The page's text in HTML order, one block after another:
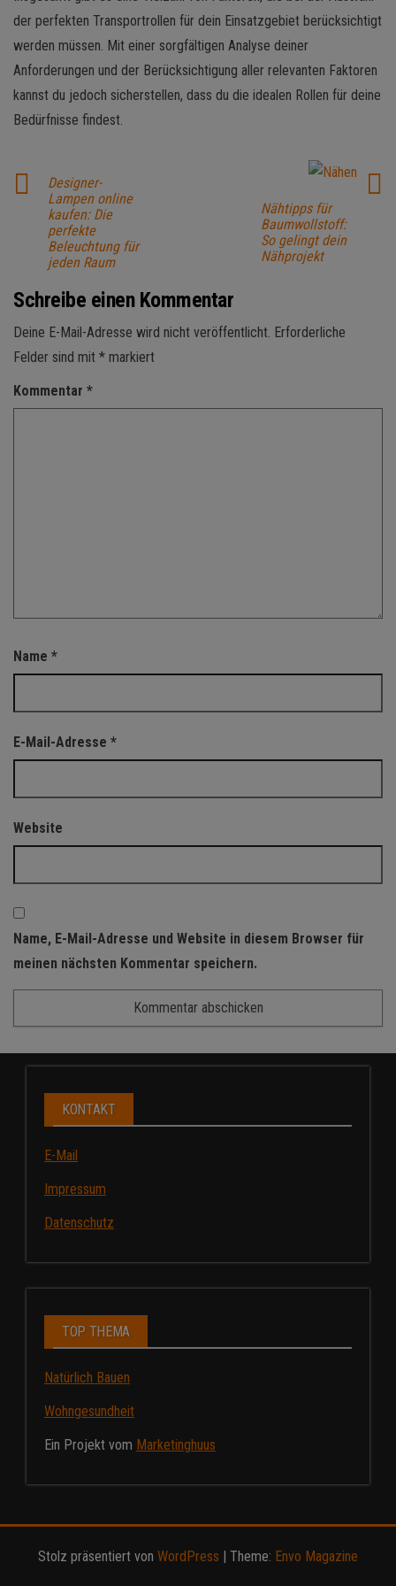
der perfekten Transportrollen für dein Einsatzgebiet berücksichtigt
werden müssen. Mit einer sorgfältigen Analyse deiner
Anforderungen und der Berücksichtigung aller relevanten Faktoren
kannst du jedoch sicherstellen, dass du die idealen Rollen für deine
Bedürfnisse findest.
Designer-
Lampen online
kaufen: Die
perfekte
Beleuchtung für
jeden Raum
Nähtipps für
Baumwollstoff:
So gelingt dein
Nähprojekt
Schreibe einen Kommentar
Deine E-Mail-Adresse wird nicht veröffentlicht. Erforderliche
Felder sind mit * markiert
Kommentar *
Name *
E-Mail-Adresse *
Website
Name, E-Mail-Adresse und Website in diesem Browser für
meinen nächsten Kommentar speichern.
KONTAKT
E-Mail
Impressum
Datenschutz
TOP THEMA
Natürlich Bauen
Wohngesundheit
Ein Projekt vom Marketinghuus
Stolz präsentiert von WordPress | Theme: Envo Magazine